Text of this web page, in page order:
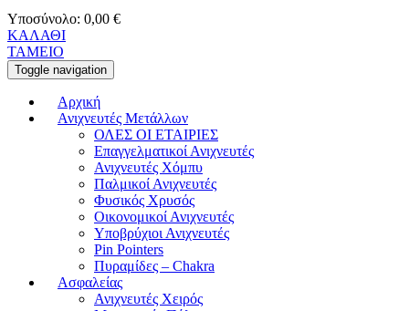
Υποσύνολο: 0,00 €
ΚΑΛΑΘΙ
ΤΑΜΕΙΟ
Toggle navigation
Αρχική
Ανιχνευτές Μετάλλων
ΟΛΕΣ ΟΙ ΕΤΑΙΡΙΕΣ
Επαγγελματικοί Ανιχνευτές
Ανιχνευτές Χόμπυ
Παλμικοί Ανιχνευτές
Φυσικός Χρυσός
Οικονομικοί Ανιχνευτές
Υποβρύχιοι Ανιχνευτές
Pin Pointers
Πυραμίδες – Chakra
Ασφαλείας
Ανιχνευτές Χειρός